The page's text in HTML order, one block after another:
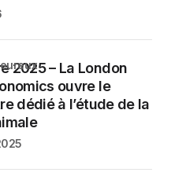
2025 – La London
ouvre le
dédié à l’étude de la